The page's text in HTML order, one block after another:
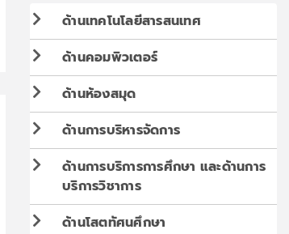
ด้านเทคโนโลยีสารสนเทศ
ด้านคอมพิวเตอร์
ด้านห้องสมุด
ด้านการบริหารจัดการ
ด้านการบริการการศึกษา และด้านการ
บริการวิชาการ
ด้านโสตทัศนศึกษา